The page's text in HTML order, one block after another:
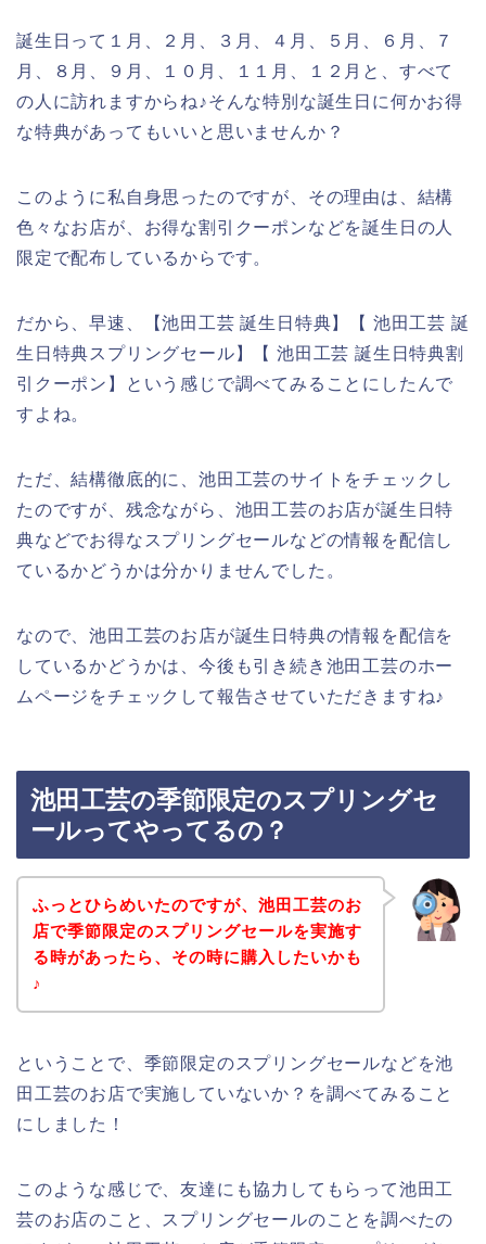
誕生日って１月、２月、３月、４月、５月、６月、７
月、８月、９月、１０月、１１月、１２月と、すべて
の人に訪れますからね♪そんな特別な誕生日に何かお得
な特典があってもいいと思いませんか？
このように私自身思ったのですが、その理由は、結構
色々なお店が、お得な割引クーポンなどを誕生日の人
限定で配布しているからです。
だから、早速、【池田工芸 誕生日特典】【 池田工芸 誕
生日特典スプリングセール】【 池田工芸 誕生日特典割
引クーポン】という感じで調べてみることにしたんで
すよね。
ただ、結構徹底的に、池田工芸のサイトをチェックし
たのですが、残念ながら、池田工芸のお店が誕生日特
典などでお得なスプリングセールなどの情報を配信し
ているかどうかは分かりませんでした。
なので、池田工芸のお店が誕生日特典の情報を配信を
しているかどうかは、今後も引き続き池田工芸のホー
ムページをチェックして報告させていただきますね♪
池田工芸の季節限定のスプリングセ
ールってやってるの？
ふっとひらめいたのですが、池田工芸のお
店で季節限定のスプリングセールを実施す
る時があったら、その時に購入したいかも
♪
ということで、季節限定のスプリングセールなどを池
田工芸のお店で実施していないか？を調べてみること
にしました！
このような感じで、友達にも協力してもらって池田工
芸のお店のこと、スプリングセールのことを調べたの